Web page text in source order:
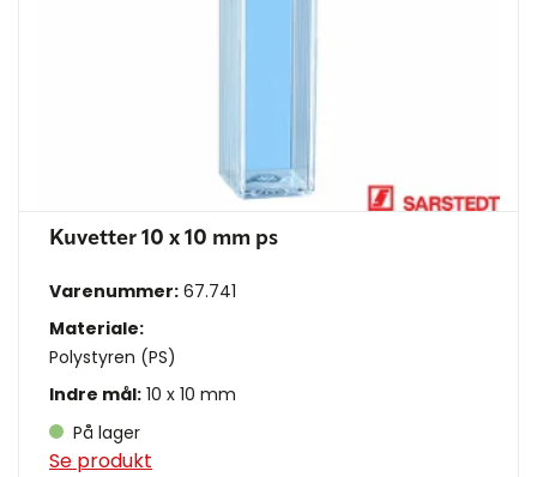
Kuvetter 10 x 10 mm ps
Varenummer: 67.741
Materiale:
Polystyren (PS)
Indre mål: 10 x 10 mm
På lager
Se produkt